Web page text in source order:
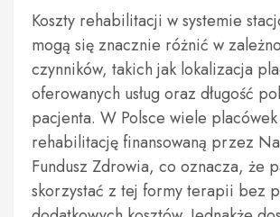
Koszty rehabilitacji w systemie
mogą się znacznie różnić w
czynników, takich jak lokalizacja
oferowanych usług oraz długość
pacjenta. W Polsce wiele
rehabilitację finansowaną przez
Fundusz Zdrowia, co oznacza, że
skorzystać z tej formy terapii bez